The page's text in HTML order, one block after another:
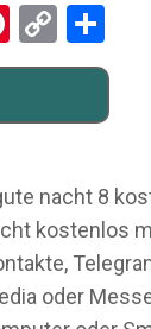
Pinterest
Copy
Link
nacht 8
kostenlos
oder